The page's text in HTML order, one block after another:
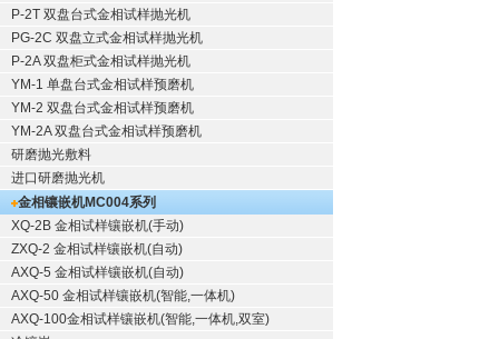
P-2T 双盘台式金相试样抛光机
PG-2C 双盘立式金相试样抛光机
P-2A 双盘柜式金相试样抛光机
YM-1 单盘台式金相试样预磨机
YM-2 双盘台式金相试样预磨机
YM-2A 双盘台式金相试样预磨机
研磨抛光敷料
进口研磨抛光机
金相镶嵌机MC004系列
XQ-2B 金相试样镶嵌机(手动)
ZXQ-2 金相试样镶嵌机(自动)
AXQ-5 金相试样镶嵌机(自动)
AXQ-50 金相试样镶嵌机(智能,一体机)
AXQ-100金相试样镶嵌机(智能,一体机,双室)